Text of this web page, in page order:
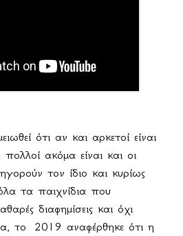
ότι αν και αρκετοί είναι
ακόμα είναι και οι
τον ίδιο και κυρίως
τα παιχνίδια που
διαφημίσεις και όχι
το 2019 αναφέρθηκε ότι η